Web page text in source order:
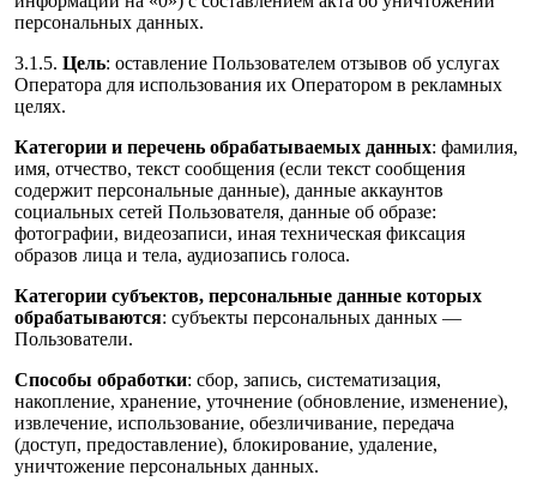
персональных данных.
3.1.5. Цель: оставление Пользователем отзывов об услугах
Оператора для использования их Оператором в рекламных
целях.
Категории и перечень обрабатываемых данных: фамилия,
имя, отчество, текст сообщения (если текст сообщения
содержит персональные данные), данные аккаунтов
социальных сетей Пользователя, данные об образе:
фотографии, видеозаписи, иная техническая фиксация
образов лица и тела, аудиозапись голоса.
Категории субъектов, персональные данные которых
обрабатываются: субъекты персональных данных —
Пользователи.
Способы обработки: сбор, запись, систематизация,
накопление, хранение, уточнение (обновление, изменение),
извлечение, использование, обезличивание, передача
(доступ, предоставление), блокирование, удаление,
уничтожение персональных данных.